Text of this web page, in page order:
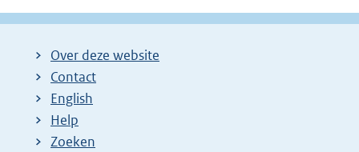
Over deze website
Contact
English
Help
Zoeken